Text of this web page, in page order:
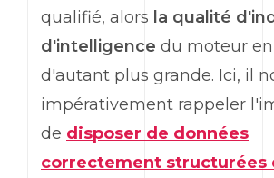
qualifié, alors la qualité
d'intelligence du moteur en
d'autant plus grande. Ici, il
impérativement rappeler
de disposer de données
correctement structurées